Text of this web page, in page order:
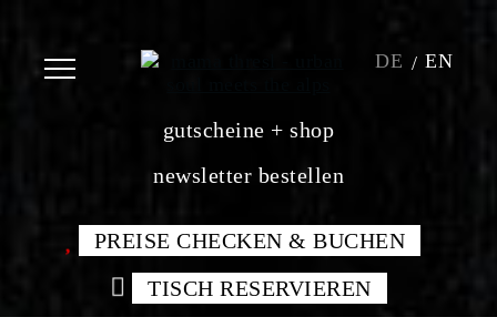
DE EN
gutscheine + shop
newsletter bestellen
PREISE CHECKEN & BUCHEN
TISCH RESERVIEREN